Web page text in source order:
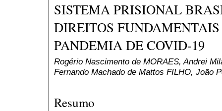
SISTEMA PRISIONAL
DIREITOS
PANDEMIA DE COVID-19
Rogério Nascimento de MORAES, Andrei
Fernando Machado de Mattos FILHO, João
Resumo